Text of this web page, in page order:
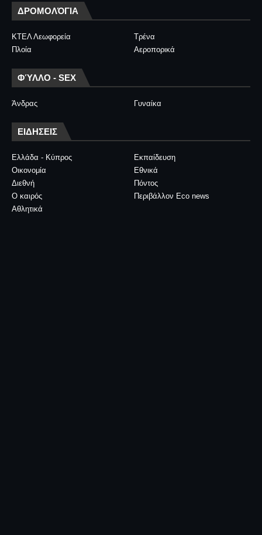
ΔΡΟΜΟΛΌΓΙΑ
ΚΤΕΛ Λεωφορεία
Τρένα
Πλοία
Αεροπορικά
ΦΎΛΛΟ - SEX
Άνδρας Γυναίκα
ΕΙΔΗΣΕΙΣ
Ελλάδα - Κύπρος
Εκπαίδευση
Οικονομία
Εθνικά
Διεθνή
Πόντος
Ο καιρός
Περιβάλλον Eco news
Αθλητικά